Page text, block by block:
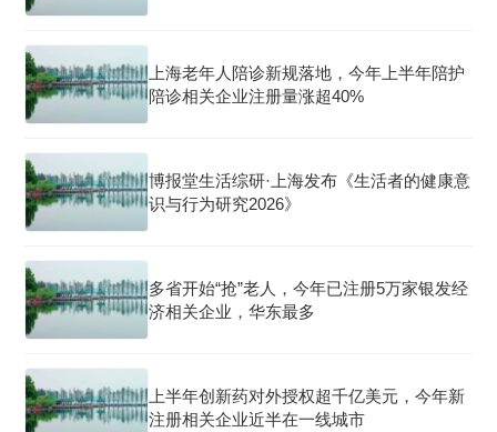
上海老年人陪诊新规落地，今年上半年陪护
陪诊相关企业注册量涨超40%
博报堂生活综研·上海发布《生活者的健康意
识与行为研究2026》
多省开始“抢”老人，今年已注册5万家银发经
济相关企业，华东最多
上半年创新药对外授权超千亿美元，今年新
注册相关企业近半在一线城市